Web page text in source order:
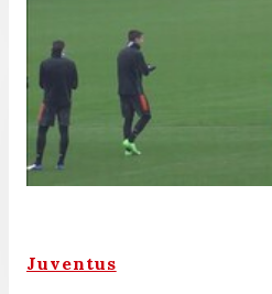
Juventus